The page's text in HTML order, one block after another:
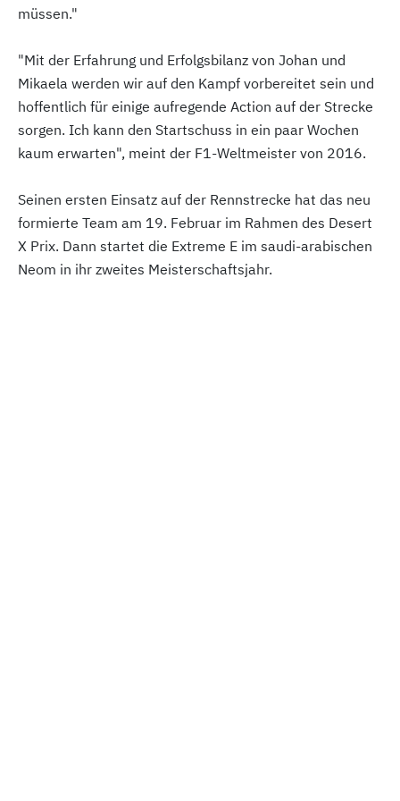
müssen."
"Mit der Erfahrung und Erfolgsbilanz von Johan und
Mikaela werden wir auf den Kampf vorbereitet sein und
hoffentlich für einige aufregende Action auf der Strecke
sorgen. Ich kann den Startschuss in ein paar Wochen
kaum erwarten", meint der F1-Weltmeister von 2016.
Seinen ersten Einsatz auf der Rennstrecke hat das neu
formierte Team am 19. Februar im Rahmen des Desert
X Prix. Dann startet die Extreme E im saudi-arabischen
Neom in ihr zweites Meisterschaftsjahr.